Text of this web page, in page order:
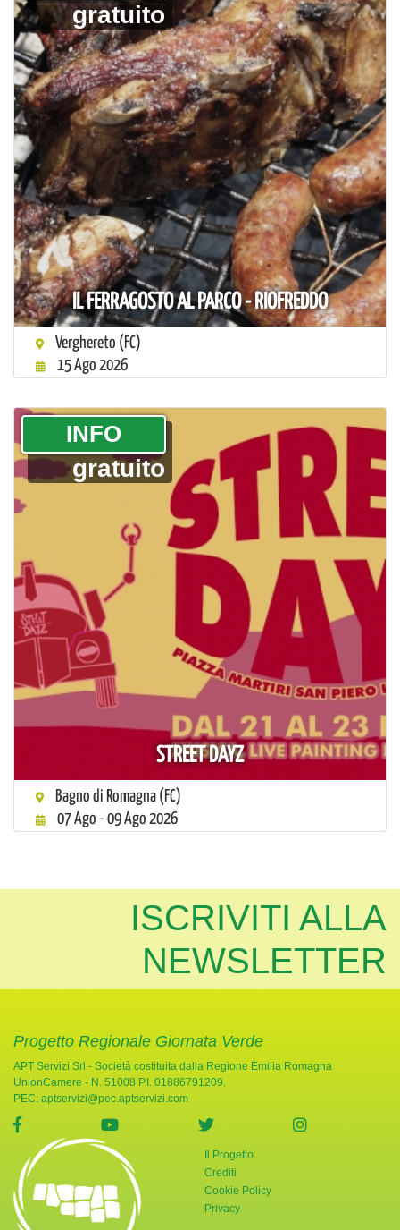
IL FERRAGOSTO AL PARCO - RIOFREDDO
gratuito
Verghereto (FC)
15 Ago 2026
STREET DAYZ
­INFO
gratuito
Bagno di Romagna (FC)
07 Ago - 09 Ago 2026
ISCRIVITI ALLA
NEWSLETTER
Progetto Regionale Giornata Verde
APT Servizi Srl - Società costituita dalla Regione Emilia Romagna
UnionCamere - N. 51008 P.I. 01886791209.
PEC: aptservizi@pec.aptservizi.com
visita la pagina Facebook di Giornata Verde
visita la pagina YouTube di Giornata
visita la pagina Twitter di
visita la
Il Progetto
Crediti
Cookie Policy
Privacy